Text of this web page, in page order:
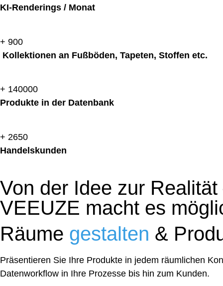
KI-Renderings / Monat
+ 900
Kollektionen an Fußböden, Tapeten, Stoffen etc.
+ 140000
Produkte in der Datenbank
+ 2650
Handelskunden
Von der Idee zur Realität
VEEUZE macht es
Räume gestalten &
Präsentieren Sie Ihre Produkte in jedem räumlichen
Datenworkflow in Ihre Prozesse bis hin zum Kunden.